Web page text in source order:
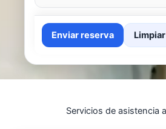
Enviar reserva Limpiar
Servicios de asistencia